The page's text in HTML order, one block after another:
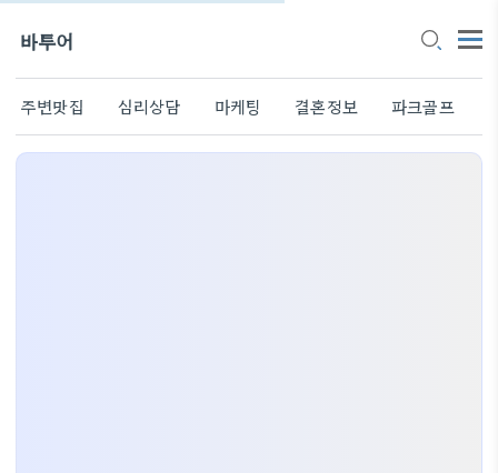
바투어
주변맛집 심리상담 마케팅 결혼정보 파크골프